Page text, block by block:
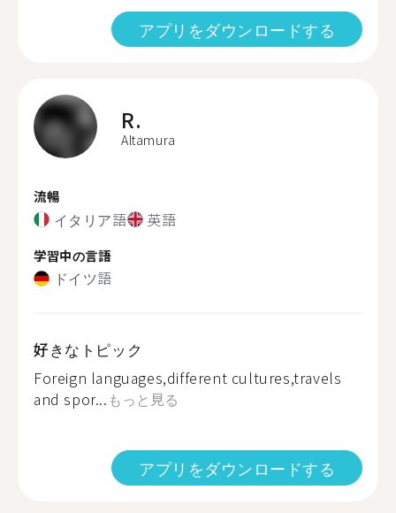
アプリをダウンロードする
R.
Altamura
流暢
イタリア語 英語
学習中の言語
ドイツ語
好きなトピック
Foreign languages,different cultures,travels
and spor... もっと見る
アプリをダウンロードする